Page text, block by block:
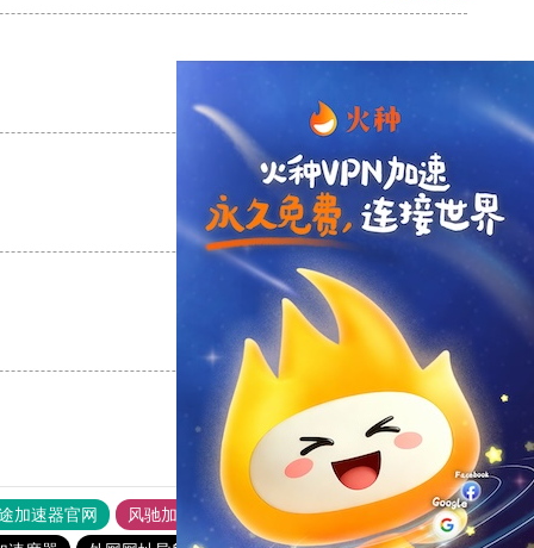
支持
支持[0] 反对[0]
支持[0] 反对[0]
加速器官网 风驰加速器
旋风加速器